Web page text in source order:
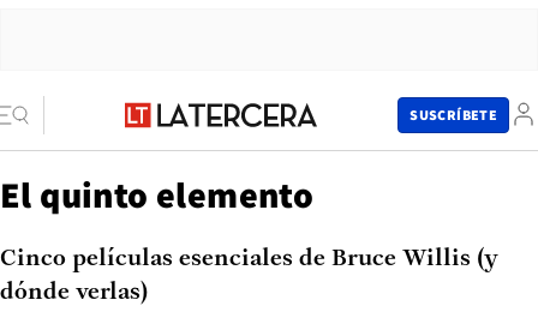
SUSCRÍBETE
El quinto elemento
Cinco películas esenciales de Bruce Willis (y
dónde verlas)